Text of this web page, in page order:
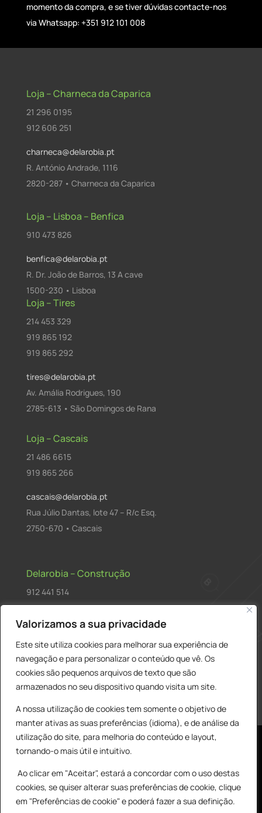
Valorizamos a sua privacidade
Este site utiliza cookies para melhorar sua experiência de
navegação e para personalizar o conteúdo que vê. Os
cookies são pequenos arquivos de texto que são
armazenados no seu dispositivo quando visita um site.
A nossa utilização de cookies tem somente o objetivo de
manter ativas as suas preferências (idioma), e de análise da
utilização do site, para melhoria do conteúdo e layout,
tornando-o mais útil e intuitivo.
Ao clicar em "Aceitar", estará a concordar com o uso destas
cookies, se quiser alterar suas preferências de cookie, clique
em "Preferências de cookie" e poderá fazer a sua definição.
momento da compra, e se tiver dúvidas contacte-nos
via Whatsapp: +351 912 101 008
Loja – Charneca da Caparica
21 296 0195
912 606 251
charneca@delarobia.pt
R. António Andrade, 1116
2820-287 • Charneca da Caparica
Loja – Lisboa – Benfica
910 473 826
benfica@delarobia.pt
R. Dr. João de Barros, 13 A cave
1500-230 • Lisboa
Loja – Tires
214 453 329
919 865 192
919 865 292
tires@delarobia.pt
Av. Amália Rodrigues, 190
2785-613 • São Domingos de Rana
Loja – Cascais
21 486 6615
919 865 266
cascais@delarobia.pt
Rua Júlio Dantas, lote 47 – R/c Esq.
2750-670 • Cascais
Delarobia – Construção
912 441 514
R. António Andrade, 1171
2820-287 • Charneca de Caparica
Products
search PESQUISAR
© All Copyright 2025 by Delarobia.pt 0